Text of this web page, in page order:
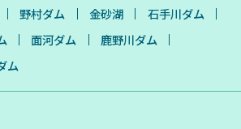
野村ダム 金砂湖
石手川ダム
面河ダム
鹿野川ダム
ム